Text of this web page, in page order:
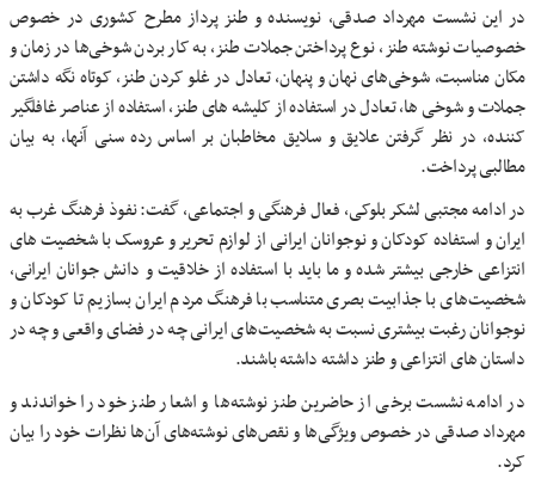
در این نشست مهرداد صدقی، نویسنده و طنز پرداز مطرح کشوری در خصوص
خصوصیات نوشته طنز، نوع پرداختن جملات طنز، به کار بردن شوخی‌ها در زمان و
مکان مناسبت، شوخی‌های نهان و پنهان، تعادل در غلو کردن طنز، کوتاه نگه داشتن
جملات و شوخی ها، تعادل در استفاده از کلیشه های طنز، استفاده از عناصر غافلگیر
کننده، در نظر گرفتن علایق و سلایق مخاطبان بر اساس رده سنی آنها، به بیان
مطالبی پرداخت.
در ادامه مجتبی لشکر بلوکی، فعال فرهنگی و اجتماعی، گفت: نفوذ فرهنگ غرب به
ایران و استفاده کودکان و نوجوانان ایرانی از لوازم تحریر و عروسک با شخصیت های
انتزاعی خارجی بیشتر شده و ما باید با استفاده از خلاقیت و دانش جوانان ایرانی،
شخصیت‌های با جذابیت بصری متناسب با فرهنگ مردم ایران بسازیم تا کودکان و
نوجوانان رغبت بیشتری نسبت به شخصیت‌های ایرانی چه در فضای واقعی و چه در
داستان های انتزاعی و طنز داشته داشته باشند.
در ادامه نشست برخی از حاضرین طنز نوشته‌ها و اشعار طنز خود را خواندند و
مهرداد صدقی در خصوص ویژگی‌ها و نقص‌های نوشته‌های آن‌ها نظرات خود را بیان
کرد.